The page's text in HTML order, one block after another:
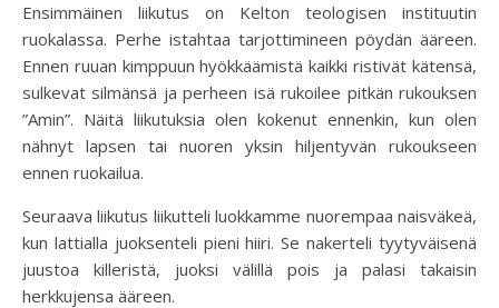
Ensimmäinen liikutus on Kelton teologisen instituutin
ruokalassa. Perhe istahtaa tarjottimineen pöydän ääreen.
Ennen ruuan kimppuun hyökkäämistä kaikki ristivät kätensä,
sulkevat silmänsä ja perheen isä rukoilee pitkän rukouksen
”Amin”. Näitä liikutuksia olen kokenut ennenkin, kun olen
nähnyt lapsen tai nuoren yksin hiljentyvän rukoukseen
ennen ruokailua.
Seuraava liikutus liikutteli luokkamme nuorempaa naisväkeä,
kun lattialla juoksenteli pieni hiiri. Se nakerteli tyytyväisenä
juustoa killeristä, juoksi välillä pois ja palasi takaisin
herkkujensa ääreen.